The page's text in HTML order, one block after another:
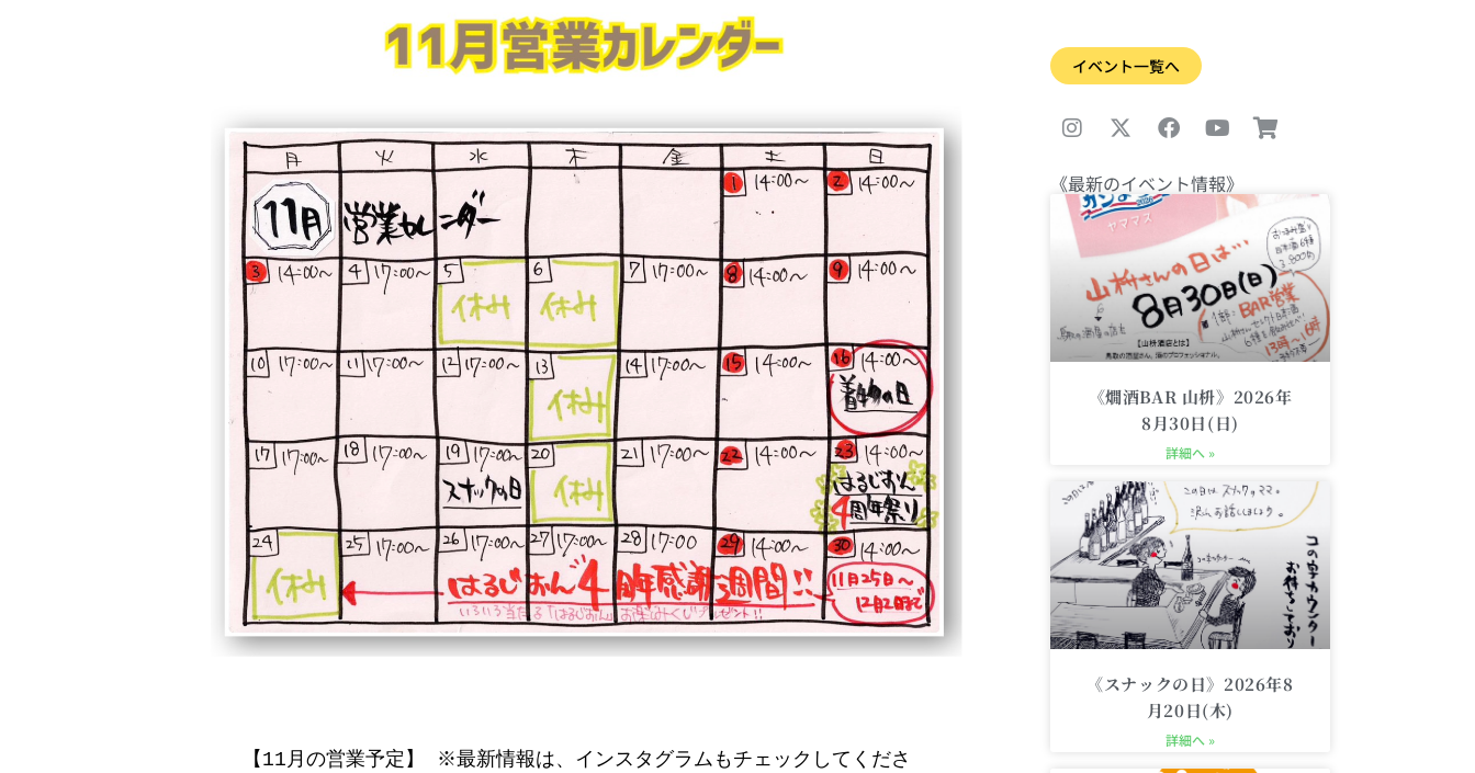
【11月の営業予定】 ※最新情報は、インスタグラムもチェックしてくださ
イベント一覧へ
I
n
s
a
g
r
a
m
X
-
t
i
t
t
e
r
F
a
c
b
o
k
o
u
u
b
e
h
o
n
g
-
c
a
r
t
《最新のイベント情報》
《燗酒BAR 山枡》2026年
8月30日(日)
詳細へ »
《スナックの日》2026年8
月20日(木)
詳細へ »